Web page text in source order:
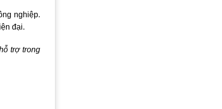
nghiệp.
đại.
trợ trong